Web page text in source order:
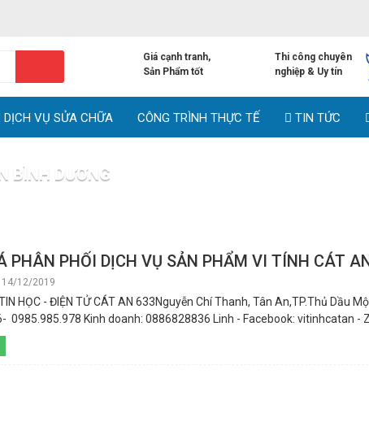
Giá cạnh tranh,
Sản Phẩm tốt
Thi công chuyên
nghiệp & Uy tín
DỊCH VỤ SỬA CHỮA CÔNG TRÌNH THỰC TẾ TIN TỨC
BÌNH DƯƠNG
PHÂN PHỐI DỊCH VỤ SẢN PHẨM VI TÍNH CÁT
14/12/2019
HỌC - ĐIỆN TỬ CÁT AN 633Nguyễn Chí Thanh, Tân An,TP.Thủ Dầu
0985.985.978 Kinh doanh: 0886828836 Linh - Facebook: vitinhcatan -